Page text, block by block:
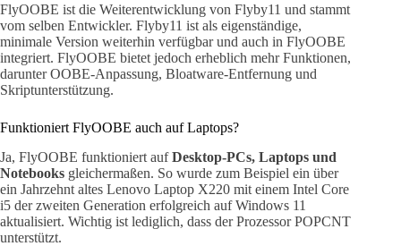
FlyOOBE ist die Weiterentwicklung von Flyby11 und stammt
vom selben Entwickler. Flyby11 ist als eigenständige,
minimale Version weiterhin verfügbar und auch in FlyOOBE
integriert. FlyOOBE bietet jedoch erheblich mehr Funktionen,
darunter OOBE-Anpassung, Bloatware-Entfernung und
Skriptunterstützung.
Funktioniert FlyOOBE auch auf Laptops?
Ja, FlyOOBE funktioniert aufDesktop-PCs, Laptops und
Notebooks gleichermaßen. So wurde zum Beispiel ein über
ein Jahrzehnt altes Lenovo Laptop X220 mit einem Intel Core
i5 der zweiten Generation erfolgreich auf Windows 11
aktualisiert. Wichtig ist lediglich, dass der Prozessor POPCNT
unterstützt.